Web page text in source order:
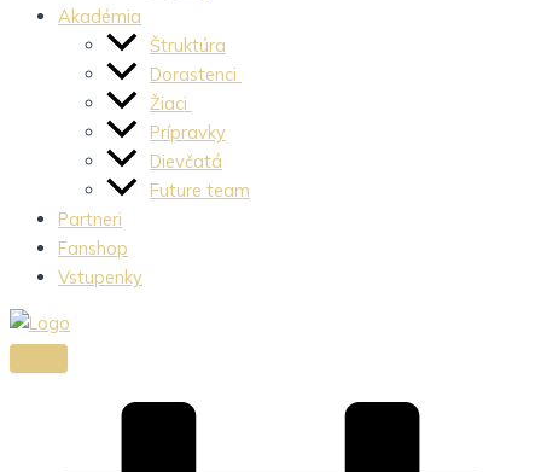
Akadémia
Štruktúra
Dorastenci
Žiaci
Prípravky
Dievčatá
Future team
Partneri
Fanshop
Vstupenky